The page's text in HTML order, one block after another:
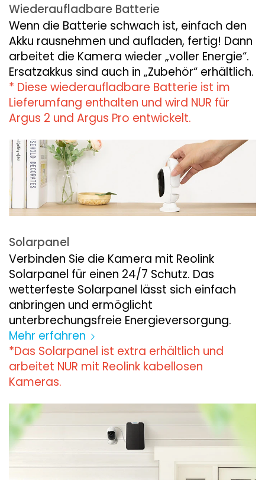
Wiederaufladbare Batterie
Wenn die Batterie schwach ist, einfach den
Akku rausnehmen und aufladen, fertig! Dann
arbeitet die Kamera wieder „voller Energie“.
Ersatzakkus sind auch in „Zubehör“ erhältlich.
* Diese wiederaufladbare Batterie ist im
Lieferumfang enthalten und wird NUR für
Argus 2 und Argus Pro entwickelt.
Solarpanel
Verbinden Sie die Kamera mit Reolink
Solarpanel für einen 24/7 Schutz. Das
wetterfeste Solarpanel lässt sich einfach
anbringen und ermöglicht
unterbrechungsfreie Energieversorgung.
Mehr erfahren
*Das Solarpanel ist extra erhältlich und
arbeitet NUR mit Reolink kabellosen
Kameras.